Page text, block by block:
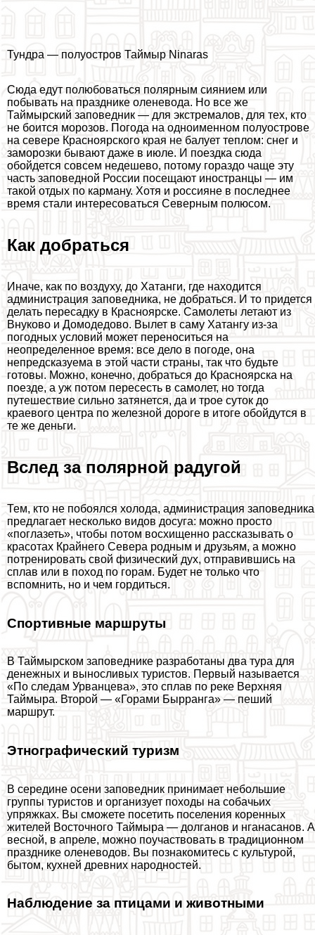
Тундра — полуостров Таймыр Ninaras
Сюда едут полюбоваться полярным сиянием или
побывать на празднике оленевода. Но все же
Таймырский заповедник — для экстремалов, для тех, кто
не боится морозов. Погода на одноименном полуострове
на севере Красноярского края не балует теплом: снег и
заморозки бывают даже в июле. И поездка сюда
обойдется совсем недешево, потому гораздо чаще эту
часть заповедной России посещают иностранцы — им
такой отдых по карману. Хотя и россияне в последнее
время стали интересоваться Северным полюсом.
Как добраться
Иначе, как по воздуху, до Хатанги, где находится
администрация заповедника, не добраться. И то придется
делать пересадку в Красноярске. Самолеты летают из
Внуково и Домодедово. Вылет в саму Хатангу из-за
погодных условий может переноситься на
неопределенное время: все дело в погоде, она
непредсказуема в этой части страны, так что будьте
готовы. Можно, конечно, добраться до Красноярска на
поезде, а уж потом пересесть в самолет, но тогда
путешествие сильно затянется, да и трое суток до
краевого центра по железной дороге в итоге обойдутся в
те же деньги.
Вслед за полярной радугой
Тем, кто не побоялся холода, администрация заповедника
предлагает несколько видов досуга: можно просто
«поглазеть», чтобы потом восхищенно рассказывать о
красотах Крайнего Севера родным и друзьям, а можно
потренировать свой физический дух, отправившись на
сплав или в поход по горам. Будет не только что
вспомнить, но и чем гордиться.
Спортивные маршруты
В Таймырском заповеднике разработаны два тура для
денежных и выносливых туристов. Первый называется
«По следам Урванцева», это сплав по реке Верхняя
Таймыра. Второй — «Горами Бырранга» — пеший
маршрут.
Этнографический туризм
В середине осени заповедник принимает небольшие
группы туристов и организует походы на собачьих
упряжках. Вы сможете посетить поселения коренных
жителей Восточного Таймыра — долганов и нганасанов. А
весной, в апреле, можно поучаствовать в традиционном
празднике оленеводов. Вы познакомитесь с культурой,
бытом, кухней древних народностей.
Наблюдение за птицами и животными